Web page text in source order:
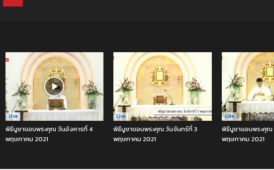
Live
พิธีบูชาขอบพระคุณ วันอังคารที่ 4
พฤษภาคม 2021
Live
พิธีบูชาขอบพระคุณ วันจันทร์ที่ 3
พฤษภาคม 2021
Live
พิธีบูชาขอบพระคุณ
พฤษภาคม 2021